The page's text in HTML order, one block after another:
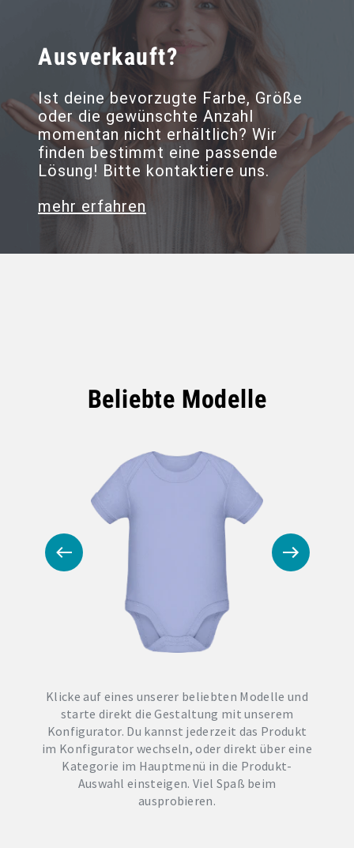
Ausverkauft?
Ist deine bevorzugte Farbe, Größe
oder die gewünschte Anzahl
momentan nicht erhältlich? Wir
finden bestimmt eine passende
Lösung! Bitte kontaktiere uns.
mehr erfahren
Beliebte Modelle
Klicke auf eines unserer beliebten Modelle und
starte direkt die Gestaltung mit unserem
Konfigurator. Du kannst jederzeit das Produkt
im Konfigurator wechseln, oder direkt über eine
Kategorie im Hauptmenü in die Produkt-
Auswahl einsteigen. Viel Spaß beim
ausprobieren.